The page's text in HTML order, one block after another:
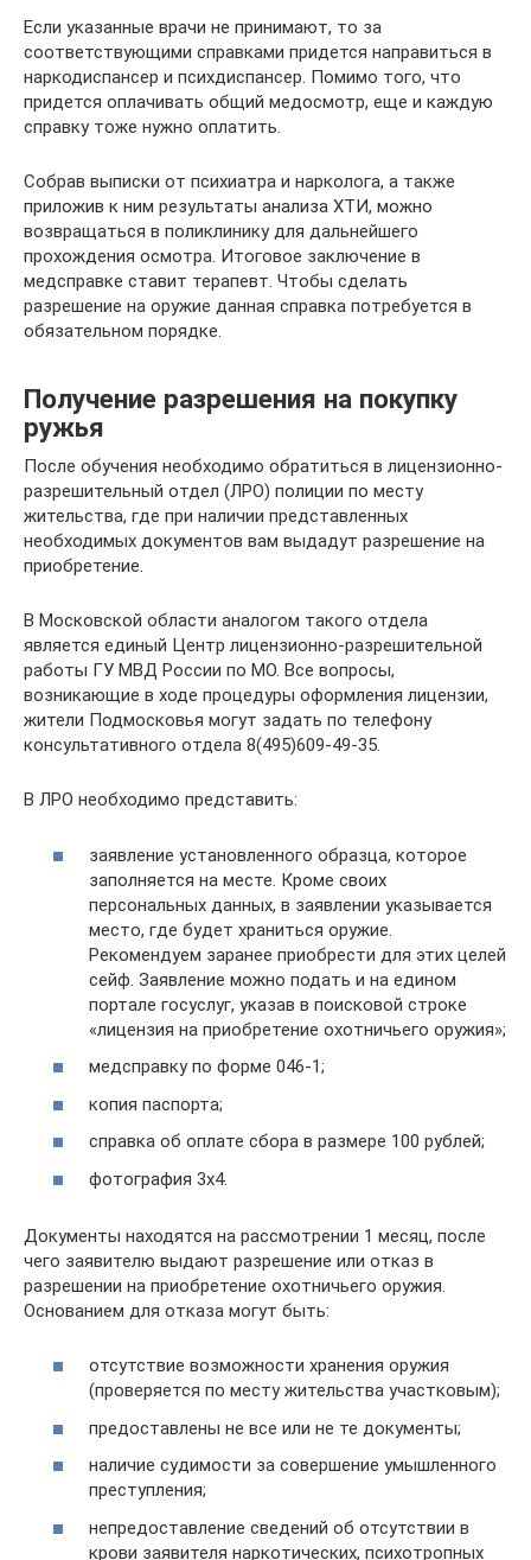
Если указанные врачи не принимают, то за
соответствующими справками придется направиться в
наркодиспансер и психдиспансер. Помимо того, что
придется оплачивать общий медосмотр, еще и каждую
справку тоже нужно оплатить.
Собрав выписки от психиатра и нарколога, а также
приложив к ним результаты анализа ХТИ, можно
возвращаться в поликлинику для дальнейшего
прохождения осмотра. Итоговое заключение в
медсправке ставит терапевт. Чтобы сделать
разрешение на оружие данная справка потребуется в
обязательном порядке.
Получение разрешения на покупку
ружья
После обучения необходимо обратиться в лицензионно-
разрешительный отдел (ЛРО) полиции по месту
жительства, где при наличии представленных
необходимых документов вам выдадут разрешение на
приобретение.
В Московской области аналогом такого отдела
является единый Центр лицензионно-разрешительной
работы ГУ МВД России по МО. Все вопросы,
возникающие в ходе процедуры оформления лицензии,
жители Подмосковья могут задать по телефону
консультативного отдела 8(495)609-49-35.
В ЛРО необходимо представить:
заявление установленного образца, которое
заполняется на месте. Кроме своих
персональных данных, в заявлении указывается
место, где будет храниться оружие.
Рекомендуем заранее приобрести для этих целей
сейф. Заявление можно подать и на едином
портале госуслуг, указав в поисковой строке
«лицензия на приобретение охотничьего оружия»;
медсправку по форме 046-1;
копия паспорта;
справка об оплате сбора в размере 100 рублей;
фотография 3х4.
Документы находятся на рассмотрении 1 месяц, после
чего заявителю выдают разрешение или отказ в
разрешении на приобретение охотничьего оружия.
Основанием для отказа могут быть:
отсутствие возможности хранения оружия
(проверяется по месту жительства участковым);
предоставлены не все или не те документы;
наличие судимости за совершение умышленного
преступления;
непредоставление сведений об отсутствии в
крови заявителя наркотических, психотропных